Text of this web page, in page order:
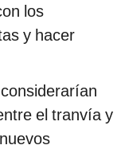
los
y hacer
el tranvía y